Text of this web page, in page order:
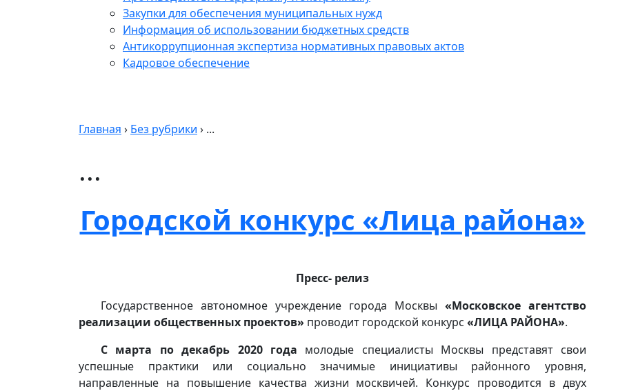
Закупки для обеспечения муниципальных нужд
Информация об использовании бюджетных средств
Антикоррупционная экспертиза нормативных правовых актов
Кадровое обеспечение
Главная › Без рубрики › ...
...
Городской конкурс «Лица района»
Пресс- релиз
Государственное автономное учреждение города Москвы «Московское агентство
реализации общественных проектов» проводит городской конкурс «ЛИЦА РАЙОНА».
С марта по декабрь 2020 года молодые специалисты Москвы представят свои
успешные практики или социально значимые инициативы районного уровня,
направленные на повышение качества жизни москвичей. Конкурс проводится в двух